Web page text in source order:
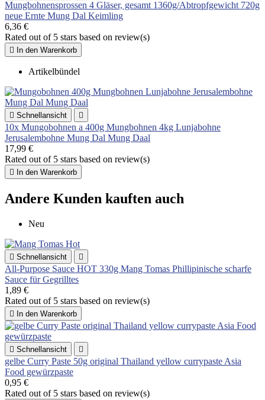
Mungbohnensprossen 4 Gläser, gesamt 1360g/Abtropfgewicht 720g
neue Ernte Mung Dal Keimling
6,36 €
Rated out of 5 stars based on review(s)
 In den Warenkorb
Artikelbündel
 Schnellansicht 
10x Mungobohnen a 400g Mungbohnen 4kg Lunjabohne
Jerusalembohne Mung Dal Mung Daal
17,99 €
Rated out of 5 stars based on review(s)
 In den Warenkorb
Andere Kunden kauften auch
Neu
 Schnellansicht 
All-Purpose Sauce HOT 330g Mang Tomas Phillipinische scharfe
Sauce für Gegrilltes
1,89 €
Rated out of 5 stars based on review(s)
 In den Warenkorb
 Schnellansicht 
gelbe Curry Paste 50g original Thailand yellow currypaste Asia
Food gewürzpaste
0,95 €
Rated out of 5 stars based on review(s)